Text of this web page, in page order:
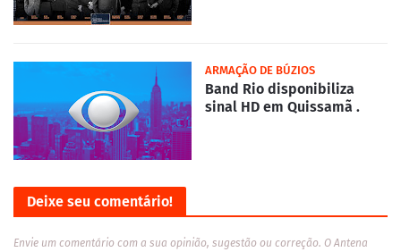
ARMAÇÃO DE BÚZIOS
Band Rio disponibiliza
sinal HD em Quissamã .
Deixe seu comentário!
Envie um comentário com a sua opinião, sugestão ou correção. O Antena